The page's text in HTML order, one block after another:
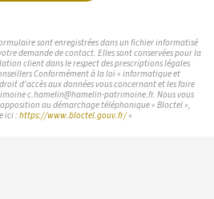
sont enregistrées dans un fichier informatisé
demande de contact. Elles sont conservées pour la
client dans le respect des prescriptions légales
Conformément à la loi « informatique et
d'accès aux données vous concernant et les faire
c.hamelin@hamelin-patrimoine.fr. Nous vous
au démarchage téléphonique « Bloctel »,
ici : https://www.bloctel.gouv.fr/»